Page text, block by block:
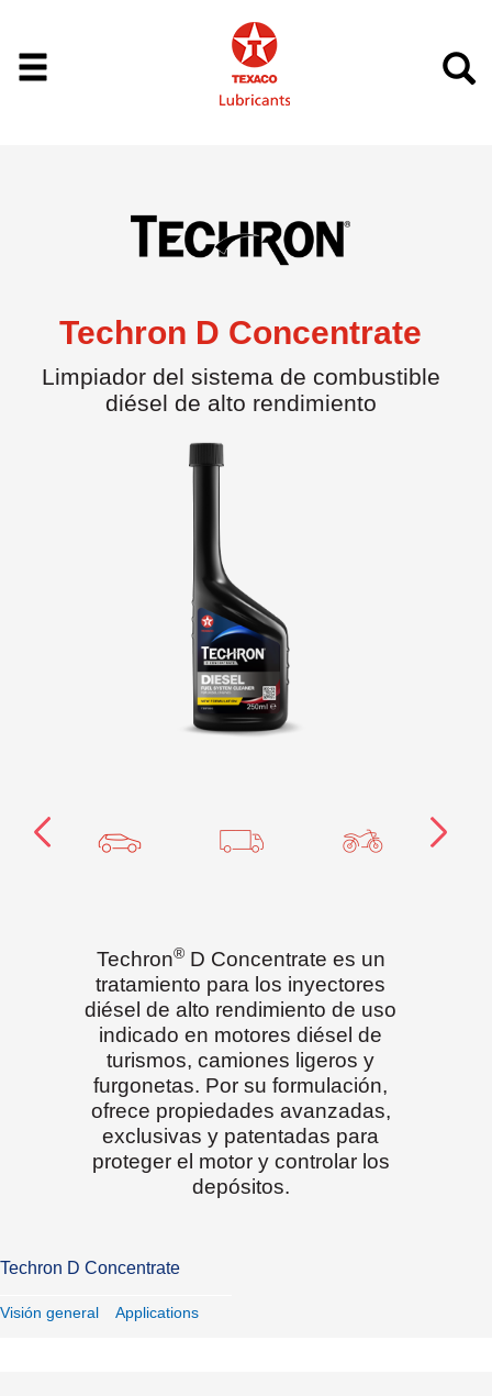
Techron D Concentrate
Limpiador del sistema de combustible
diésel de alto rendimiento
Techron®D Concentrate es un
tratamiento para los inyectores
diésel de alto rendimiento de uso
indicado en motores diésel de
turismos, camiones ligeros y
furgonetas. Por su formulación,
ofrece propiedades avanzadas,
exclusivas y patentadas para
proteger el motor y controlar los
depósitos.
Techron D Concentrate
Visión general Applications